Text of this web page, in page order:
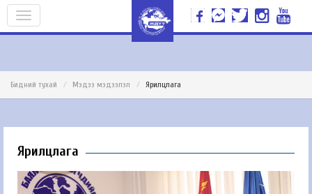
Бидний тухай Мэдээ мэдээлэл Ярилцлага
Ярилцлага